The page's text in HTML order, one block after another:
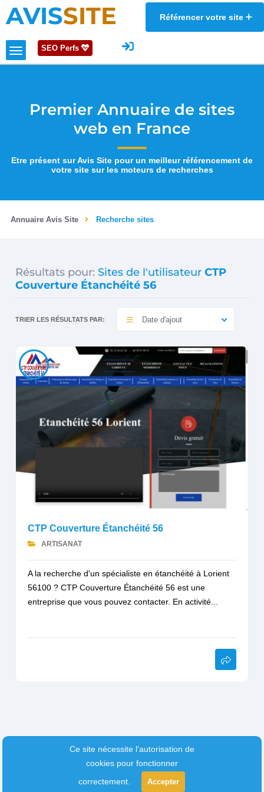
AVISSITE Référencer votre site
SEO Perfs
Premier Annuaire de sites
web en France
Etre présent sur Avis Site pour un meilleur référencement de
votre site sur les moteurs de recherches
Annuaire Avis Site Recherche sites
Résultats pour: Sites de l'utilisateur CTP
Couverture Étanchéité 56
TRIER LES RÉSULTATS PAR: Date d'ajout
CTP Couverture Étanchéité 56
ARTISANAT
A la recherche d'un spécialiste en étanchéité à Lorient
56100 ? CTP Couverture Étanchéité 56 est une
entreprise que vous pouvez contacter. En activité...
Ce site nécessite l'autorisation de
cookies pour fonctionner
correctement.
Accepter